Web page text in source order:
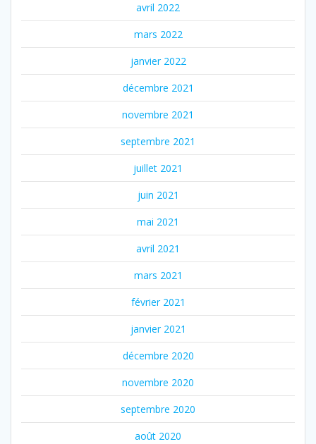
avril 2022
mars 2022
janvier 2022
décembre 2021
novembre 2021
septembre 2021
juillet 2021
juin 2021
mai 2021
avril 2021
mars 2021
février 2021
janvier 2021
décembre 2020
novembre 2020
septembre 2020
août 2020